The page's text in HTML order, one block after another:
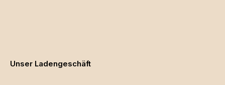
Unser Ladengeschäft